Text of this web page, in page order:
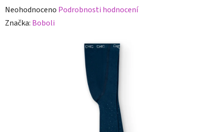
Průměrné
hodnocení
Neohodnoceno Podrobnosti hodnocení
Značka: Boboli